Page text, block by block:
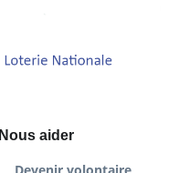
Nous aider
Devenir volontaire